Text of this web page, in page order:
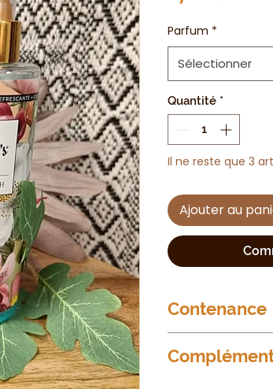
Parfum *
Sélectionner
Quantité *
Il ne reste que 3
Ajouter au
Contenance